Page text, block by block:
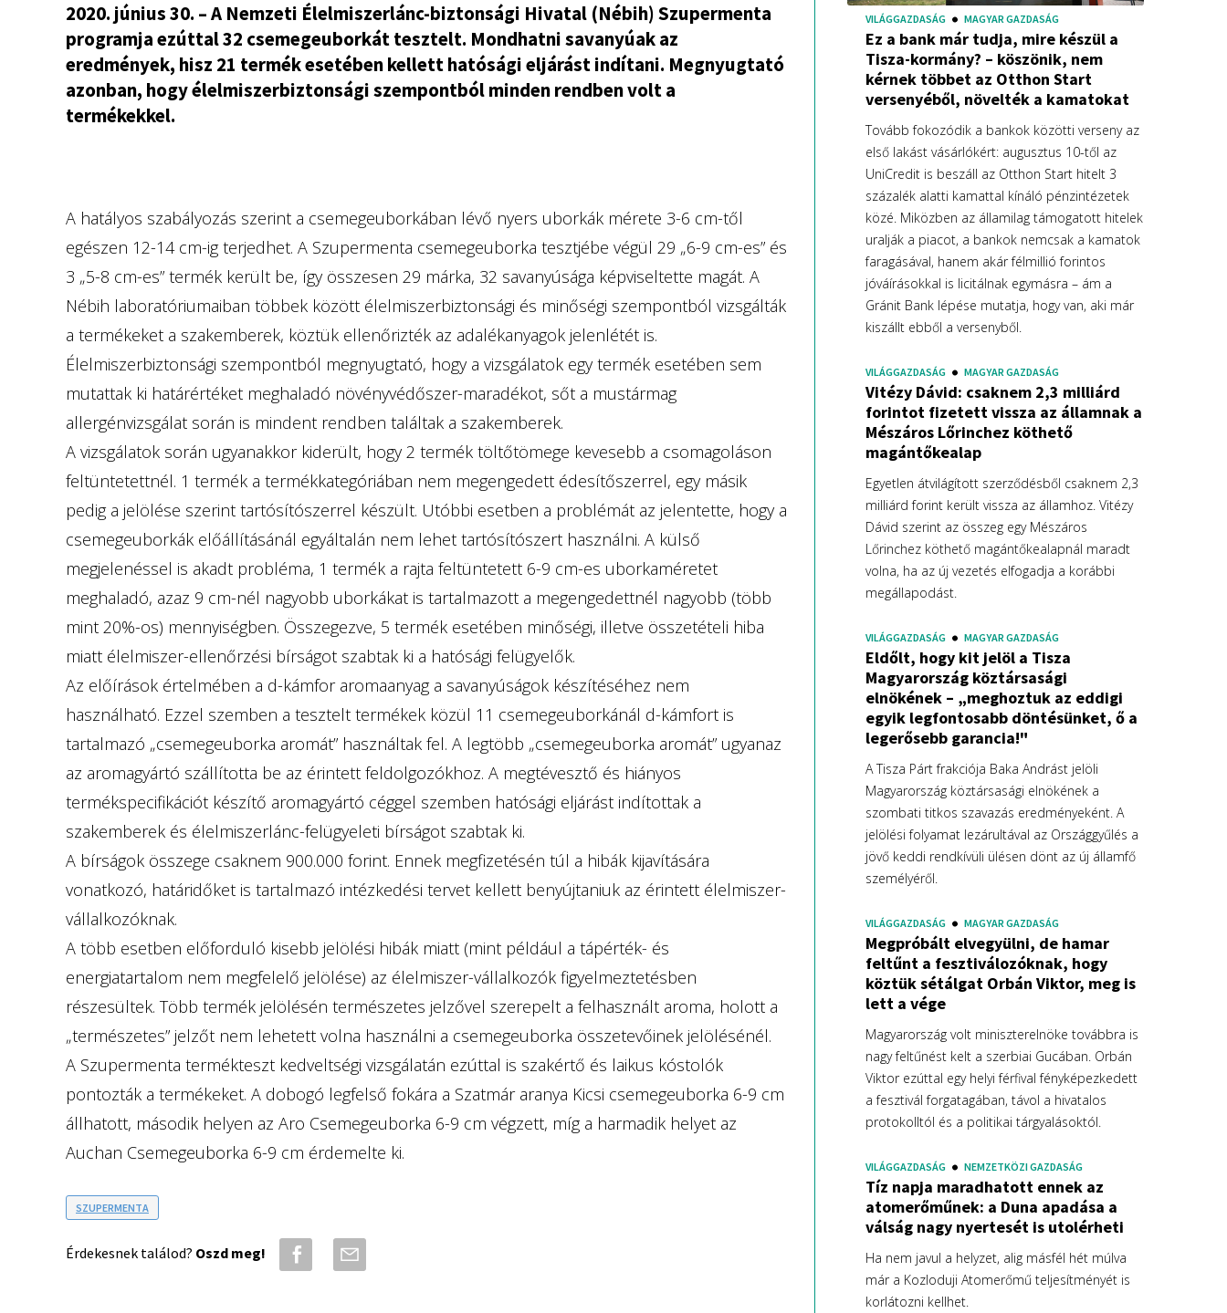
2020. június 30. – A Nemzeti Élelmiszerlánc-biztonsági Hivatal (Nébih) Szupermenta
programja ezúttal 32 csemegeuborkát tesztelt. Mondhatni savanyúak az
eredmények, hisz 21 termék esetében kellett hatósági eljárást indítani. Megnyugtató
azonban, hogy élelmiszerbiztonsági szempontból minden rendben volt a
termékekkel.
A hatályos szabályozás szerint a csemegeuborkában lévő nyers uborkák mérete 3-6 cm-től
egészen 12-14 cm-ig terjedhet. A Szupermenta csemegeuborka tesztjébe végül 29 „6-9 cm-es” és
3 „5-8 cm-es” termék került be, így összesen 29 márka, 32 savanyúsága képviseltette magát. A
Nébih laboratóriumaiban többek között élelmiszerbiztonsági és minőségi szempontból vizsgálták
a termékeket a szakemberek, köztük ellenőrizték az adalékanyagok jelenlétét is.
Élelmiszerbiztonsági szempontból megnyugtató, hogy a vizsgálatok egy termék esetében sem
mutattak ki határértéket meghaladó növényvédőszer-maradékot, sőt a mustármag
allergénvizsgálat során is mindent rendben találtak a szakemberek.
A vizsgálatok során ugyanakkor kiderült, hogy 2 termék töltőtömege kevesebb a csomagoláson
feltüntetettnél. 1 termék a termékkategóriában nem megengedett édesítőszerrel, egy másik
pedig a jelölése szerint tartósítószerrel készült. Utóbbi esetben a problémát az jelentette, hogy a
csemegeuborkák előállításánál egyáltalán nem lehet tartósítószert használni. A külső
megjelenéssel is akadt probléma, 1 termék a rajta feltüntetett 6-9 cm-es uborkaméretet
meghaladó, azaz 9 cm-nél nagyobb uborkákat is tartalmazott a megengedettnél nagyobb (több
mint 20%-os) mennyiségben. Összegezve, 5 termék esetében minőségi, illetve összetételi hiba
miatt élelmiszer-ellenőrzési bírságot szabtak ki a hatósági felügyelők.
Az előírások értelmében a d-kámfor aromaanyag a savanyúságok készítéséhez nem
használható. Ezzel szemben a tesztelt termékek közül 11 csemegeuborkánál d-kámfort is
tartalmazó „csemegeuborka aromát” használtak fel. A legtöbb „csemegeuborka aromát” ugyanaz
az aromagyártó szállította be az érintett feldolgozókhoz. A megtévesztő és hiányos
termékspecifikációt készítő aromagyártó céggel szemben hatósági eljárást indítottak a
szakemberek és élelmiszerlánc-felügyeleti bírságot szabtak ki.
A bírságok összege csaknem 900.000 forint. Ennek megfizetésén túl a hibák kijavítására
vonatkozó, határidőket is tartalmazó intézkedési tervet kellett benyújtaniuk az érintett élelmiszer-
vállalkozóknak.
A több esetben előforduló kisebb jelölési hibák miatt (mint például a tápérték- és
energiatartalom nem megfelelő jelölése) az élelmiszer-vállalkozók figyelmeztetésben
részesültek. Több termék jelölésén természetes jelzővel szerepelt a felhasznált aroma, holott a
„természetes” jelzőt nem lehetett volna használni a csemegeuborka összetevőinek jelölésénél.
A Szupermenta termékteszt kedveltségi vizsgálatán ezúttal is szakértő és laikus kóstolók
pontozták a termékeket. A dobogó legfelső fokára a Szatmár aranya Kicsi csemegeuborka 6-9 cm
állhatott, második helyen az Aro Csemegeuborka 6-9 cm végzett, míg a harmadik helyet az
Auchan Csemegeuborka 6-9 cm érdemelte ki.
SZUPERMENTA
Érdekesnek találod? Oszd meg!
VILÁGGAZDASÁG MAGYAR GAZDASÁG
Ez a bank már tudja, mire készül a
Tisza-kormány? – köszönik, nem
kérnek többet az Otthon Start
versenyéből, növelték a kamatokat
Tovább fokozódik a bankok közötti verseny az
első lakást vásárlókért: augusztus 10-től az
UniCredit is beszáll az Otthon Start hitelt 3
százalék alatti kamattal kínáló pénzintézetek
közé. Miközben az államilag támogatott hitelek
uralják a piacot, a bankok nemcsak a kamatok
faragásával, hanem akár félmillió forintos
jóváírásokkal is licitálnak egymásra – ám a
Gránit Bank lépése mutatja, hogy van, aki már
kiszállt ebből a versenyből.
VILÁGGAZDASÁG MAGYAR GAZDASÁG
Vitézy Dávid: csaknem 2,3 milliárd
forintot fizetett vissza az államnak a
Mészáros Lőrinchez köthető
magántőkealap
Egyetlen átvilágított szerződésből csaknem 2,3
milliárd forint került vissza az államhoz. Vitézy
Dávid szerint az összeg egy Mészáros
Lőrinchez köthető magántőkealapnál maradt
volna, ha az új vezetés elfogadja a korábbi
megállapodást.
VILÁGGAZDASÁG MAGYAR GAZDASÁG
Eldőlt, hogy kit jelöl a Tisza
Magyarország köztársasági
elnökének – „meghoztuk az eddigi
egyik legfontosabb döntésünket, ő a
legerősebb garancia!"
A Tisza Párt frakciója Baka Andrást jelöli
Magyarország köztársasági elnökének a
szombati titkos szavazás eredményeként. A
jelölési folyamat lezárultával az Országgyűlés a
jövő keddi rendkívüli ülésen dönt az új államfő
személyéről.
VILÁGGAZDASÁG MAGYAR GAZDASÁG
Megpróbált elvegyülni, de hamar
feltűnt a fesztiválozóknak, hogy
köztük sétálgat Orbán Viktor, meg is
lett a vége
Magyarország volt miniszterelnöke továbbra is
nagy feltűnést kelt a szerbiai Gucában. Orbán
Viktor ezúttal egy helyi férfival fényképezkedett
a fesztivál forgatagában, távol a hivatalos
protokolltól és a politikai tárgyalásoktól.
VILÁGGAZDASÁG NEMZETKÖZI GAZDASÁG
Tíz napja maradhatott ennek az
atomerőműnek: a Duna apadása a
válság nagy nyertesét is utolérheti
Ha nem javul a helyzet, alig másfél hét múlva
már a Kozloduji Atomerőmű teljesítményét is
korlátozni kellhet.